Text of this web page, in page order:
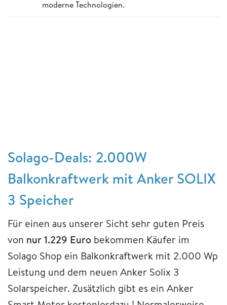
moderne Technologien.
Solago-Deals: 2.000W
Balkonkraftwerk mit Anker SOLIX
3 Speicher
Für einen aus unserer Sicht sehr guten Preis
von nur 1.229 Euro bekommen Käufer im
Solago Shop ein Balkonkraftwerk mit 2.000 Wp
Leistung und dem neuen Anker Solix 3
Solarspeicher. Zusätzlich gibt es ein Anker